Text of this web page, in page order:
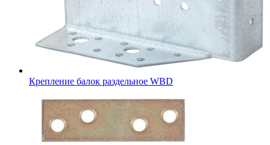
Крепление балок раздельное WBD